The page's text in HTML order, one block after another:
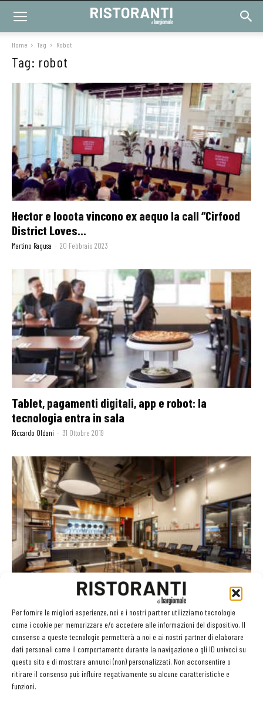
Per fornire le migliori esperienze, noi e i nostri partner utilizziamo tecnologie
come i cookie per memorizzare e/o accedere alle informazioni del dispositivo. Il
consenso a queste tecnologie permetterà a noi e ai nostri partner di elaborare
dati personali come il comportamento durante la navigazione o gli ID univoci su
questo sito e di mostrare annunci (non) personalizzati. Non acconsentire o
ritirare il consenso può influire negativamente su alcune caratteristiche e
funzioni.
Home Tag Robot
Tag: robot
Hector e Iooota vincono ex aequo la call “Cirfood
District Loves...
Martino Ragusa - 20 Febbraio 2023
Tablet, pagamenti digitali, app e robot: la
tecnologia entra in sala
Riccardo Oldani - 31 Ottobre 2019
I robot in cucina? Automatizzano le operazioni di
Riccardo Oldani 31 Ottobre 2019
GLI ARTICOLI PIÙ LETTI